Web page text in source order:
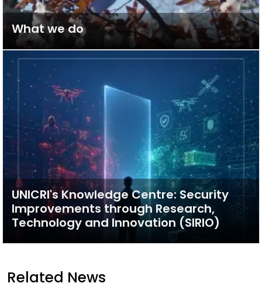
What we do
UNICRI's Knowledge Centre: Security
Improvements through Research,
Technology and Innovation (SIRIO)
Related News